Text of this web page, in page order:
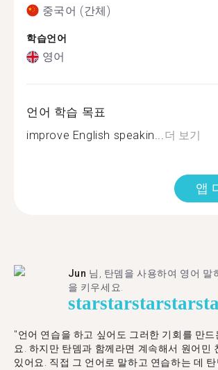
중국어 (간체)
학습언어
영어
언어 학습 목표
improve English speakin...더 보기
앱
Jun 님, 탄뎀을 사용하여 영어 말
을 키우세요.
starstarstarstar
"언어 연습을 하고 싶어도 그러한 기회를 만드
요. 하지만 탄뎀과 함께라면 계속해서 원어민
있어요. 직접 그 언어로 말하고 연습하는 데